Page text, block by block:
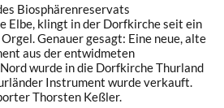
Biosphärenreservats
Elbe, klingt in der Dorfkirche seit ein
Genauer gesagt: Eine neue, alte
aus der entwidmeten
wurde in die Dorfkirche Thurland
Instrument wurde verkauft.
Thorsten Keßler.